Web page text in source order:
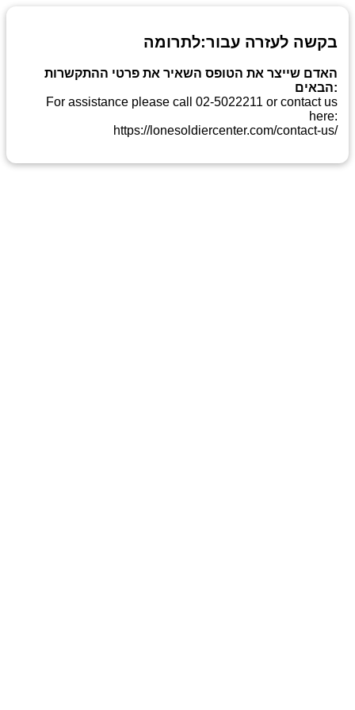
בקשה לעזרה עבור:לתרומה
האדם שייצר את הטופס השאיר את פרטי ההתקשרות
הבאים:
For assistance please call 02-5022211 or contact us
here:
https://lonesoldiercenter.com/contact-us/